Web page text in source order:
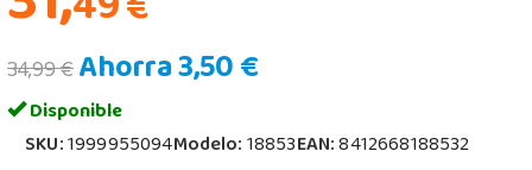
34,99 €Ahorra 3,50 €
Disponible
SKU:1999955094Modelo:18853EAN:8412668188532